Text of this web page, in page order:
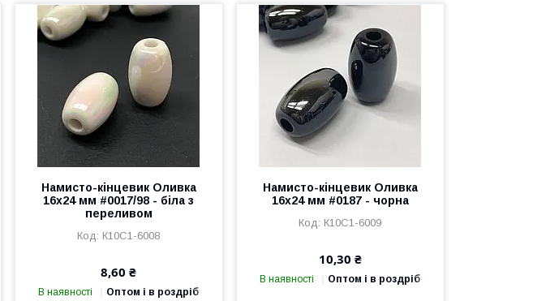
Намисто-кінцевик Оливка
16х24 мм #0017/98 - біла з
переливом
К10С1-6008
8,60 ₴
В наявності Оптом і в роздріб
Намисто-кінцевик Оливка
16х24 мм #0187 - чорна
К10С1-6009
10,30 ₴
В наявності Оптом і в роздріб